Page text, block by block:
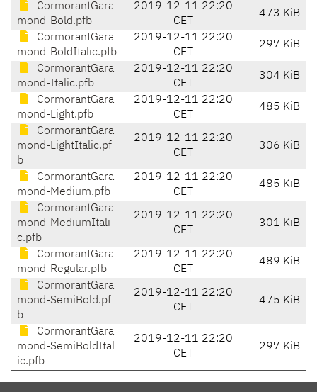
CormorantGara
mond-Bold.pfb
2019-12-11 22:20
CET
473 KiB
CormorantGara
mond-BoldItalic.pfb
2019-12-11 22:20
CET
297 KiB
CormorantGara
mond-Italic.pfb
2019-12-11 22:20
CET
304 KiB
CormorantGara
mond-Light.pfb
2019-12-11 22:20
CET
485 KiB
CormorantGara
mond-LightItalic.pf
b
2019-12-11 22:20
CET
306 KiB
CormorantGara
mond-Medium.pfb
2019-12-11 22:20
CET
485 KiB
CormorantGara
mond-MediumItali
c.pfb
2019-12-11 22:20
CET
301 KiB
CormorantGara
mond-Regular.pfb
2019-12-11 22:20
CET
489 KiB
CormorantGara
mond-SemiBold.pf
b
2019-12-11 22:20
CET
475 KiB
CormorantGara
mond-SemiBoldItal
ic.pfb
2019-12-11 22:20
CET
297 KiB